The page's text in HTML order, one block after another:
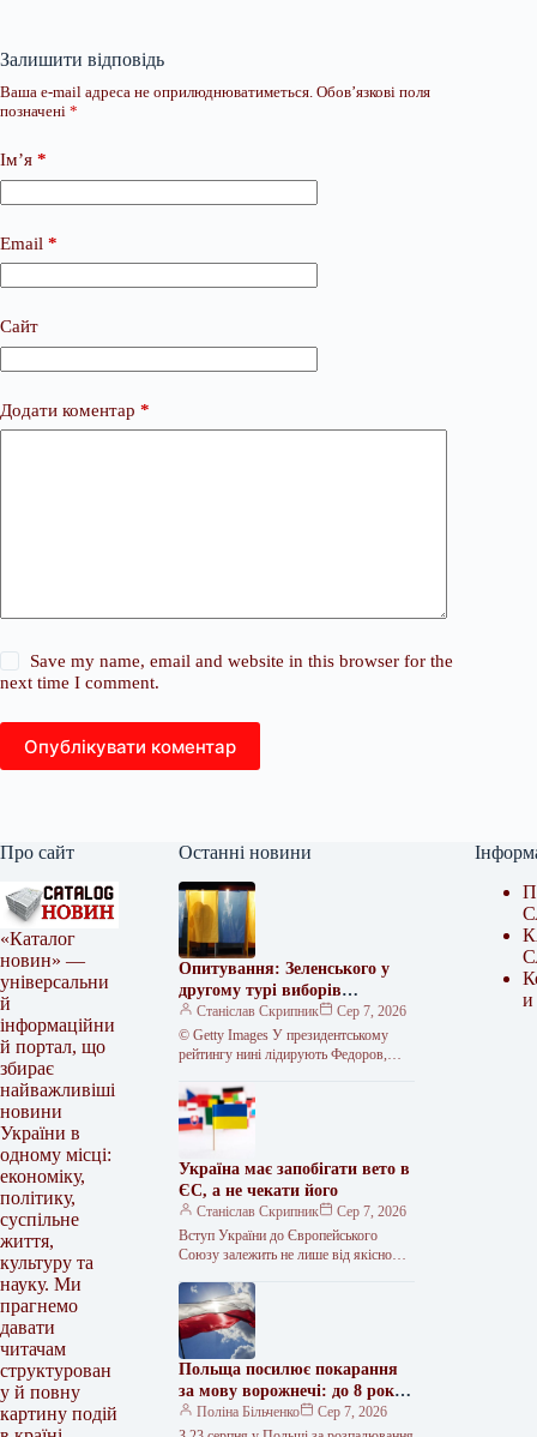
Залишити відповідь
Ваша e-mail адреса не оприлюднюватиметься. Обов’язкові поля
позначені *
Ім’я *
Email *
Сайт
Додати коментар *
Save my name, email and website in this browser for the
next time I comment.
Опублікувати коментар
Про сайт
«Каталог
новин» —
універсальни
й
інформаційни
й портал, що
збирає
найважливіші
новини
України в
одному місці:
економіку,
політику,
суспільне
життя,
культуру та
науку. Ми
прагнемо
давати
читачам
структурован
у й повну
картину подій
Останні новини
Опитування: Зеленського у
другому турі виборів
перемогли б троє кандидатів
Станіслав Скрипник
Сер 7, 2026
© Getty Images У президентському
рейтингу нині лідирують Федоров,
вибори відбулися б найближчим
часом,…
Україна має запобігати вето в
ЄС, а не чекати його
Станіслав Скрипник
Сер 7, 2026
Вступ України до Європейського
Союзу залежить не лише від якісно
рішень усіх держав-членів. Тому…
Польща посилює покарання
за мову ворожнечі: до 8 років
за ґрати
Поліна Більченко
Сер 7, 2026
и